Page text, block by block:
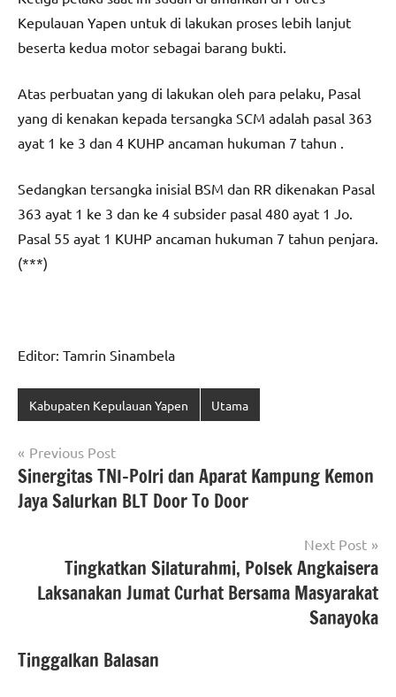
Kepulauan Yapen untuk di lakukan proses lebih lanjut
beserta kedua motor sebagai barang bukti.
Atas perbuatan yang di lakukan oleh para pelaku, Pasal
yang di kenakan kepada tersangka SCM adalah pasal 363
ayat 1 ke 3 dan 4 KUHP ancaman hukuman 7 tahun .
Sedangkan tersangka inisial BSM dan RR dikenakan Pasal
363 ayat 1 ke 3 dan ke 4 subsider pasal 480 ayat 1 Jo.
Pasal 55 ayat 1 KUHP ancaman hukuman 7 tahun penjara.
(***)
Editor: Tamrin Sinambela
Kabupaten Kepulauan Yapen Utama
Navigasi
pos
Previous Post
Sinergitas TNI-Polri dan Aparat Kampung Kemon
Jaya Salurkan BLT Door To Door
Next Post
Tingkatkan Silaturahmi, Polsek Angkaisera
Laksanakan Jumat Curhat Bersama Masyarakat
Sanayoka
Tinggalkan Balasan